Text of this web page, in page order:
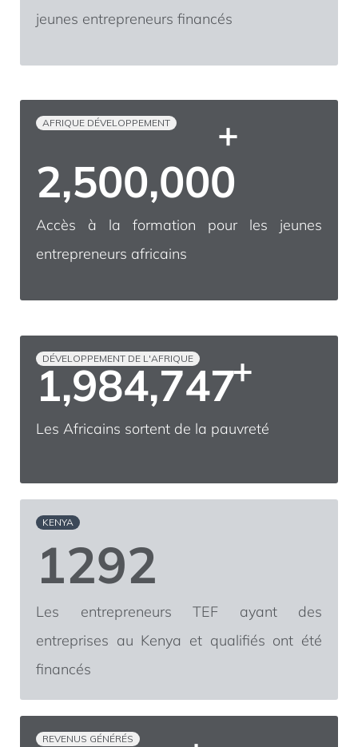
jeunes entrepreneurs financés
AFRIQUE DÉVELOPPEMENT +
2,500,000
Accès à la formation pour les jeunes
entrepreneurs africains
DÉVELOPPEMENT DE L'AFRIQUE +
2,000,000
Les Africains sortent de la pauvreté
KENYA
1292
Les entrepreneurs TEF ayant des
entreprises au Kenya et qualifiés ont été
financés
REVENUS GÉNÉRÉS